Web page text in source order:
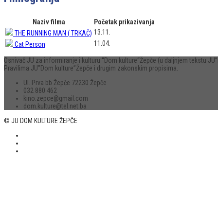
Naziv filma
Početak prikazivanja
THE RUNNING MAN ( TRKAČ) 13.11.
Cat Person
11.04.
Osnivač JU za informiranje i kulturu “Dom kulture“Žepče (u daljnjem tekstu
Pravilima JU”Dom kulture”Žepče i drugim zakonskim propisima.
Ul. Prva bb Žepče 72230 Žepče
032 880 462
kino.zepce@gmail.com
dom.kulture@tel.net.ba
© JU DOM KULTURE ŽEPČE